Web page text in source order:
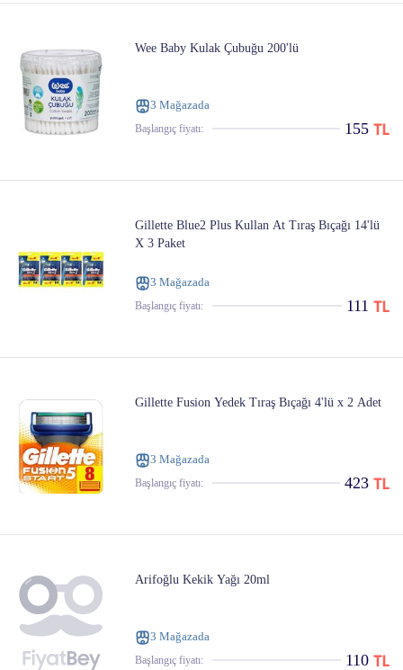
Wee Baby Kulak Çubuğu 200'lü
3 Mağazada
Başlangıç ​​fiyatı: 155
Gillette Blue2 Plus Kullan At Tıraş Bıçağı 14'lü
X 3 Paket
3 Mağazada
Başlangıç ​​fiyatı: 111
Gillette Fusion Yedek Tıraş Bıçağı 4'lü x 2 Adet
3 Mağazada
Başlangıç ​​fiyatı: 423
Arifoğlu Kekik Yağı 20ml
3 Mağazada
Başlangıç ​​fiyatı: 110